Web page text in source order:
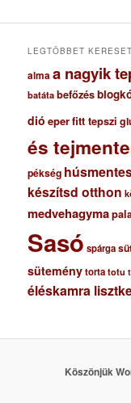
u
LEGTÖBBET
almaa nagyik
batáta befőzés
dió eperfitt tepszi
és
pékség
készítsd otthon
medvehagyma
Sasó spárga
süteménytorta totu
éléskamra
Köszönjük